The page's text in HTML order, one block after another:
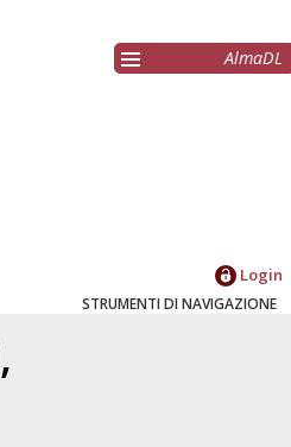
AlmaDL
Login
STRUMENTI DI NAVIGAZIONE